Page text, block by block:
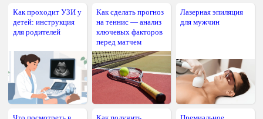
Как проходит УЗИ у
детей: инструкция
для родителей
Как сделать прогноз
на теннис — анализ
ключевых факторов
перед матчем
Лазерная эпиляция
для мужчин